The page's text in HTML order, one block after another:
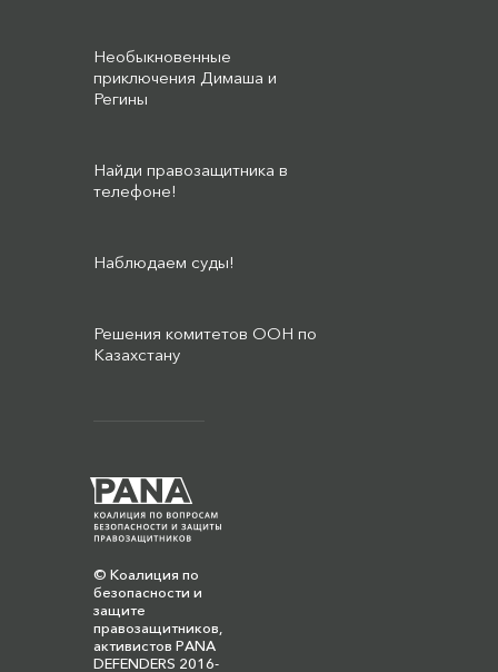
© Коалиция по
безопасности и
защите
правозащитников,
активистов PANA
DEFENDERS 2016-
Необыкновенные
приключения Димаша и
Регины
Найди правозащитника в
телефоне!
Наблюдаем суды!
Решения комитетов ООН по
Казахстану